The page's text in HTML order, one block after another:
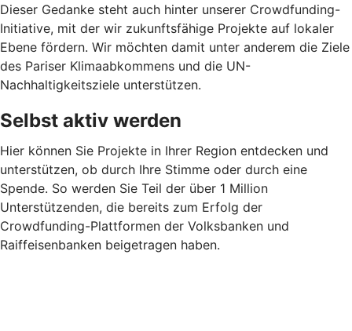
Dieser Gedanke steht auch hinter unserer Crowdfunding-
Initiative, mit der wir zukunftsfähige Projekte auf lokaler
Ebene fördern. Wir möchten damit unter anderem die Ziele
des Pariser Klimaabkommens und die UN-
Nachhaltigkeitsziele unterstützen.
Selbst aktiv werden
Hier können Sie Projekte in Ihrer Region entdecken und
unterstützen, ob durch Ihre Stimme oder durch eine
Spende. So werden Sie Teil der über 1 Million
Unterstützenden, die bereits zum Erfolg der
Crowdfunding-Plattformen der Volksbanken und
Raiffeisenbanken beigetragen haben.